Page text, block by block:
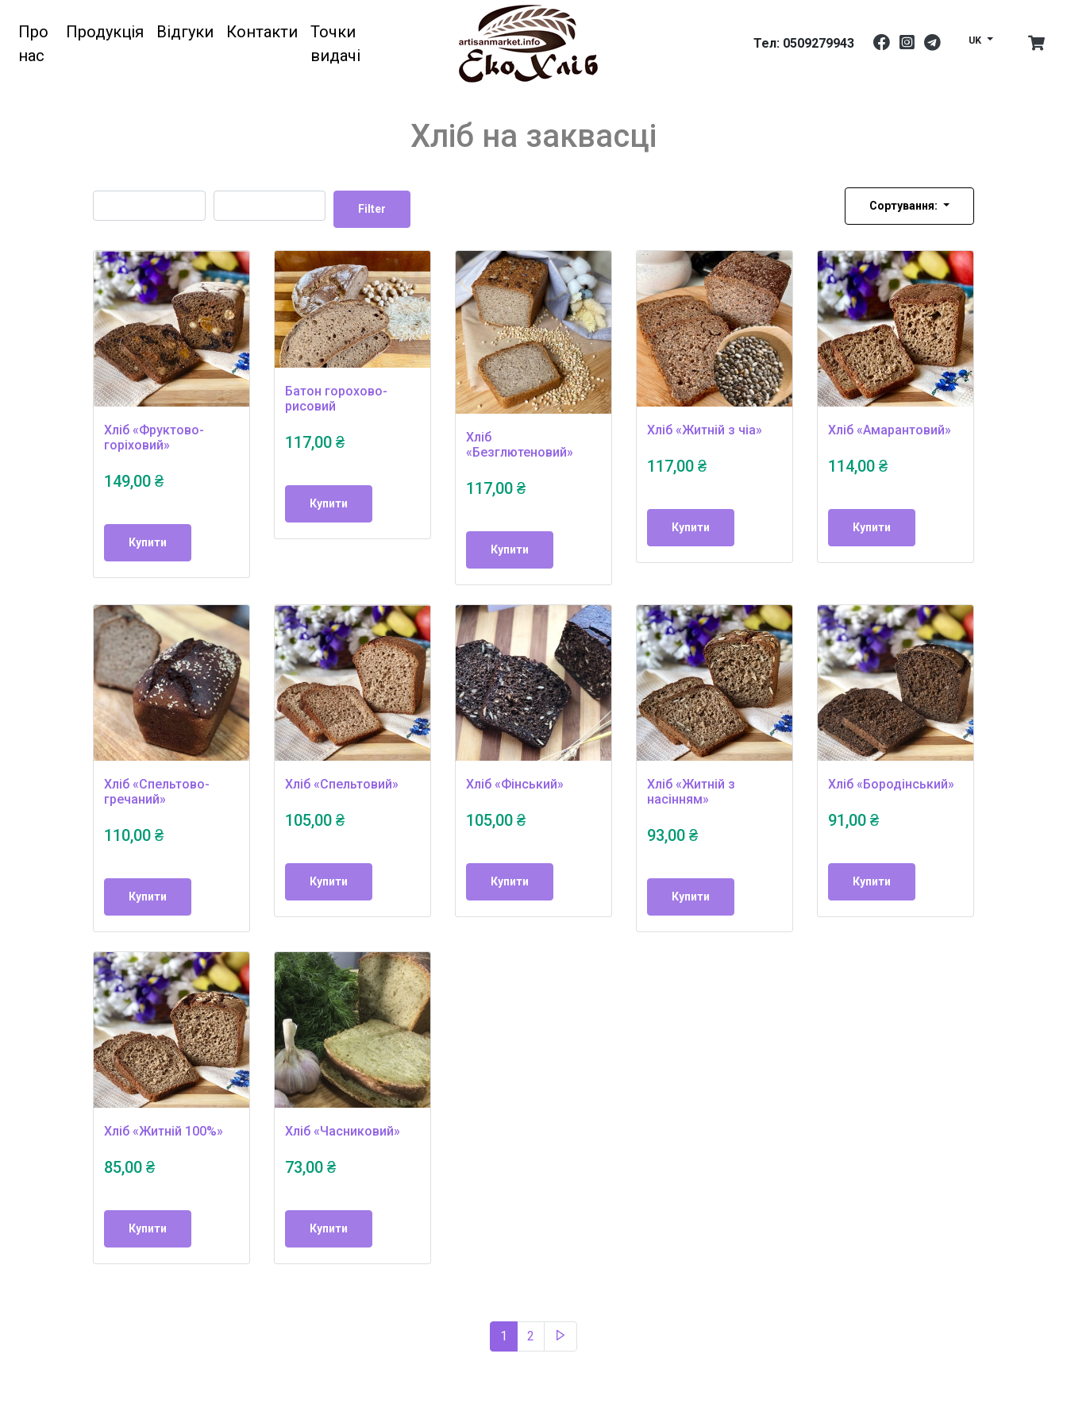
Про
нас
Продукція Відгуки Контакти
Точки
видачі
Тел: 0509279943 UK
Хліб на заквасці
Filter Сортування:
Хліб «Фруктово-
горіховий»
149,00 ₴
Купити
Батон горохово-
рисовий
117,00 ₴
Купити
Хліб
«Безглютеновий»
117,00 ₴
Купити
Хліб «Житній з чіа»
117,00 ₴
Купити
Хліб «Амарантовий»
114,00 ₴
Купити
Хліб «Спельтово-
гречаний»
110,00 ₴
Купити
Хліб «Спельтовий»
105,00 ₴
Купити
Хліб «Фінський»
105,00 ₴
Купити
Хліб «Житній з
насінням»
93,00 ₴
Купити
Хліб «Бородінський»
91,00 ₴
Купити
Хліб «Житній 100%»
85,00 ₴
Купити
Хліб «Часниковий»
73,00 ₴
Купити
1 2